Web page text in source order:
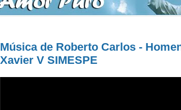
Música de Roberto Carlos -
Xavier V SIMESPE